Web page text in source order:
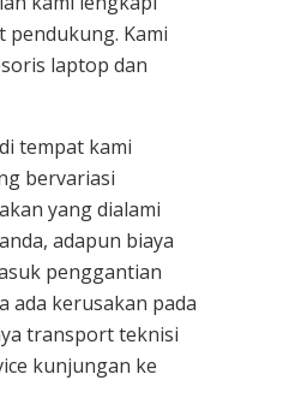
pendukung. Kami
laptop dan
tempat kami
bervariasi
yang dialami
adapun biaya
penggantian
ada kerusakan pada
transport teknisi
kunjungan ke